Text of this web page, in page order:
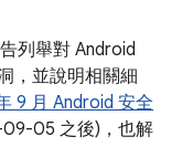
列舉對 Android
，並說明相關細
9 月 Android 安全
05 之後)，也解